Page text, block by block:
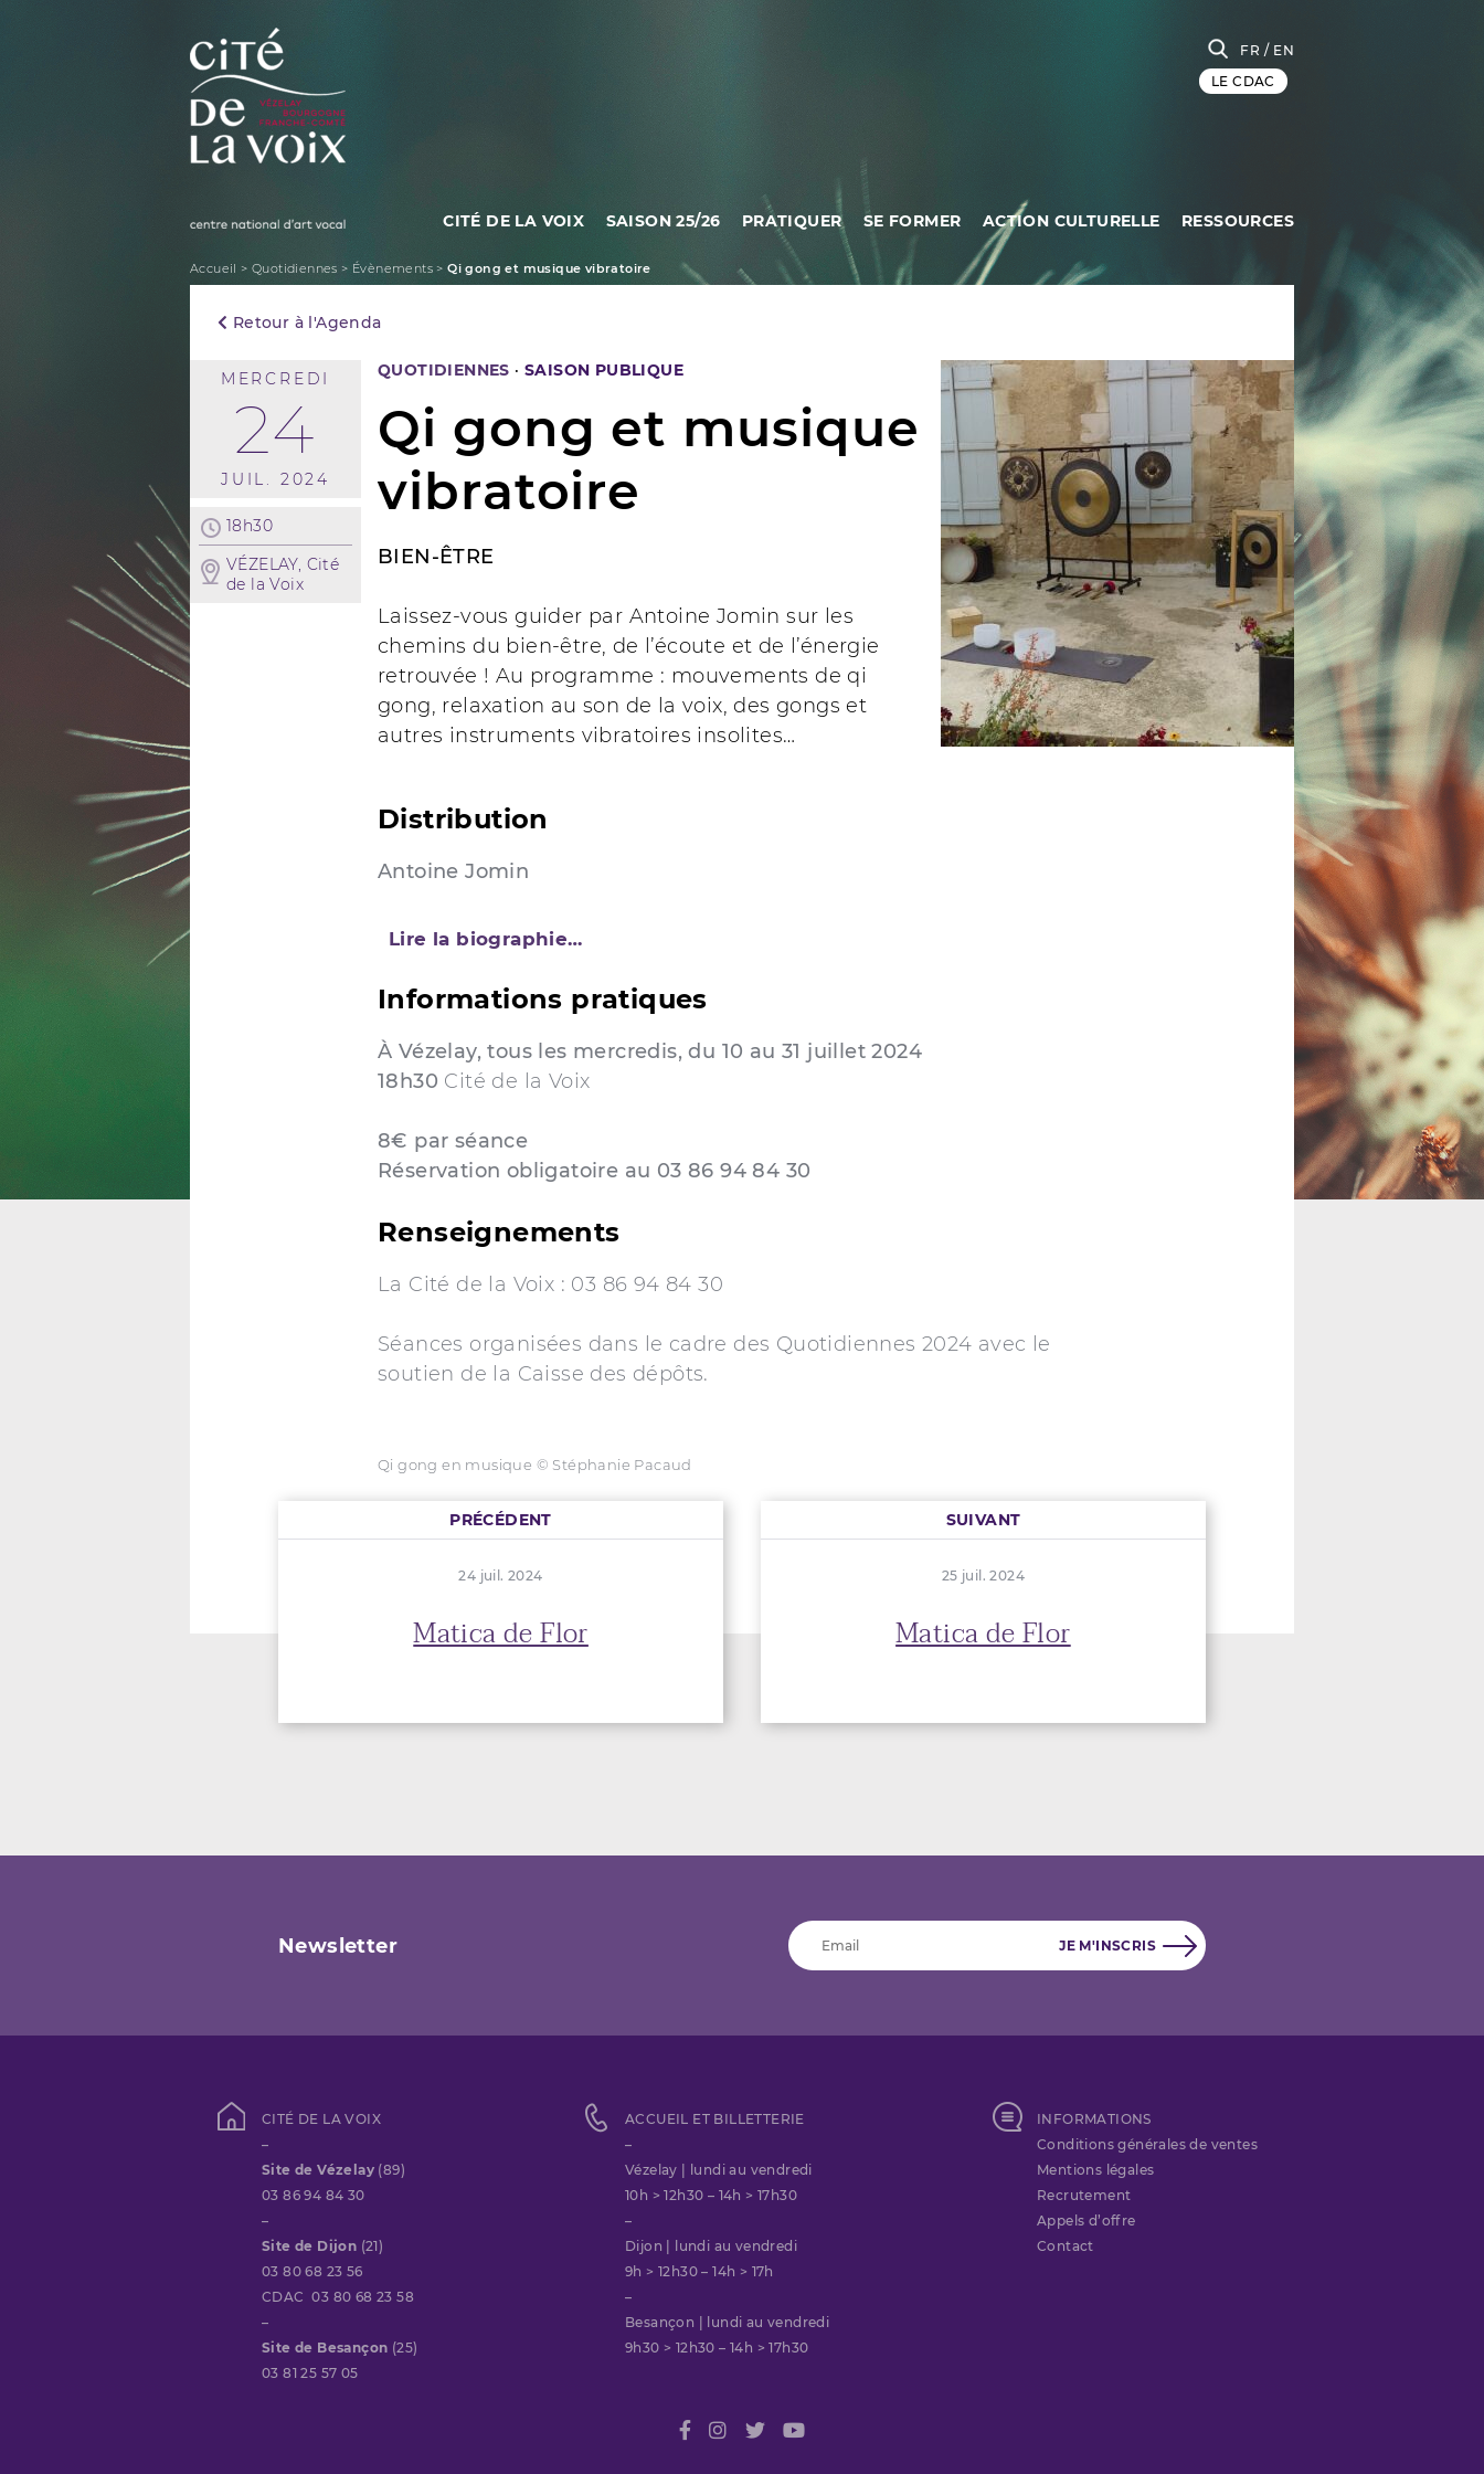
FR / EN
LE CDAC
CITÉ DE LA VOIX SAISON 25/26 PRATIQUER SE FORMER ACTION CULTURELLE RESSOURCES
Accueil >Quotidiennes > Évènements >Qi gong et musique vibratoire
Retour à l'Agenda
MERCREDI
24
JUIL. 2024
18h30
VÉZELAY, Cité
de la Voix
QUOTIDIENNES ·SAISON PUBLIQUE
Qi gong et musique
vibratoire
BIEN-ÊTRE
Laissez-vous guider par Antoine Jomin sur les
chemins du bien-être, de l’écoute et de l’énergie
retrouvée ! Au programme : mouvements de qi
gong, relaxation au son de la voix, des gongs et
autres instruments vibratoires insolites…
Distribution
Antoine Jomin
Lire la biographie…
Informations pratiques
À Vézelay, tous les mercredis, du 10 au 31 juillet 2024
18h30 Cité de la Voix
8€ par séance
Réservation obligatoire au 03 86 94 84 30
Renseignements
La Cité de la Voix : 03 86 94 84 30
Séances organisées dans le cadre des Quotidiennes 2024 avec le
soutien de la Caisse des dépôts.
Qi gong en musique © Stéphanie Pacaud
PRÉCÉDENT
24 juil. 2024
Matica de Flor
SUIVANT
25 juil. 2024
Matica de Flor
Newsletter
CITÉ DE LA VOIX
–
Site de Vézelay (89)
03 86 94 84 30
–
Site de Dijon (21)
03 80 68 23 56
CDAC 03 80 68 23 58
–
Site de Besançon (25)
03 81 25 57 05
ACCUEIL ET BILLETTERIE
–
Vézelay | lundi au vendredi
10h > 12h30 – 14h > 17h30
–
Dijon | lundi au vendredi
9h > 12h30 – 14h > 17h
–
Besançon | lundi au vendredi
9h30 > 12h30 – 14h > 17h30
INFORMATIONS
Conditions générales de ventes
Mentions légales
Recrutement
Appels d’offre
Contact